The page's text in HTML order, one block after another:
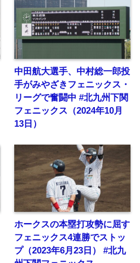
中田航大選手、中村総一郎投
手がみやざきフェニックス・
リーグで奮闘中 #北九州下関
フェニックス（2024年10月
13日）
ホークスの本塁打攻勢に屈す
フェニックス4連勝でストッ
プ（2023年6月23日） #北九